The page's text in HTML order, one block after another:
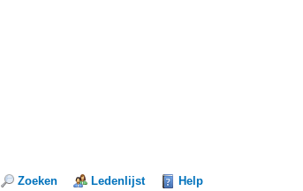
Zoeken Ledenlijst Help